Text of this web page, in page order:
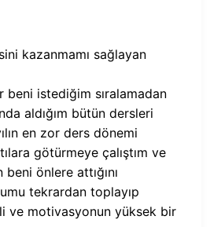
kazanmamı sağlayan
beni istediğim sıralamadan
aldığım bütün dersleri
en zor ders dönemi
götürmeye çalıştım ve
önlere attığını
tekrardan toplayıp
ve motivasyonun yüksek bir